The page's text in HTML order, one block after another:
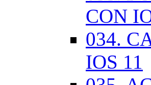
CON
034.
IOS 11